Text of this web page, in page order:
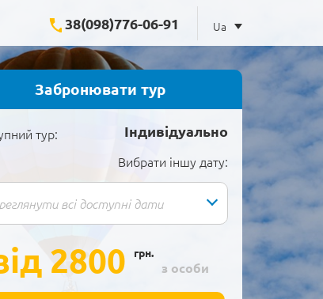
38(098)776-06-91 Ua
Забронювати тур
тур: Індивідуально
Вибрати іншу дату:
2800 грн.
з особи